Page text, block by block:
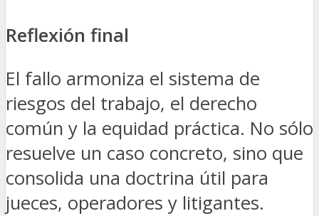
Reflexión final
El fallo armoniza el sistema de
riesgos del trabajo, el derecho
común y la equidad práctica. No sólo
resuelve un caso concreto, sino que
consolida una doctrina útil para
jueces, operadores y litigantes.